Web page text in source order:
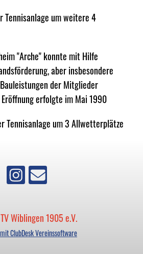
Tennisanlage um weitere 4
"Arche" konnte mit Hilfe
aber insbesondere
der Mitglieder
erfolgte im Mai 1990
Tennisanlage um 3 Allwetterplätze
Wiblingen 1905 e.V.
ClubDesk Vereinssoftware